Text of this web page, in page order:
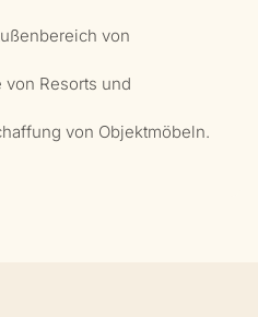
von
Resorts und
von Objektmöbeln.